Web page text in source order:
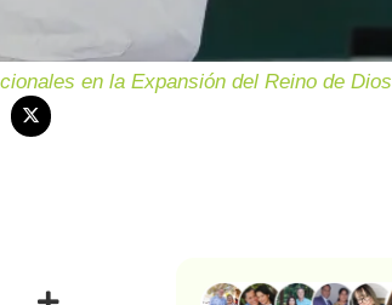
en la Expansión del Reino de Dios